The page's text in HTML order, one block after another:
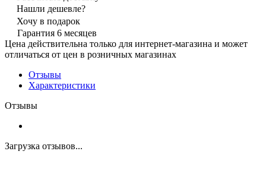
Нашли дешевле?
Хочу в подарок
Гарантия 6 месяцев
Цена действительна только для интернет-магазина и может
отличаться от цен в розничных магазинах
Отзывы
Характеристики
Отзывы
Загрузка отзывов...